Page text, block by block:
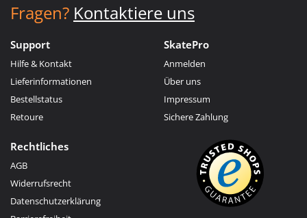
Fragen? Kontaktiere uns
Support
Hilfe & Kontakt
Lieferinformationen
Bestellstatus
Retoure
SkatePro
Anmelden
Über uns
Impressum
Sichere Zahlung
Rechtliches
AGB
Widerrufsrecht
Datenschutzerklärung